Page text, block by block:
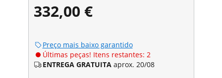
332,00 €
Preço mais baixo garantido
Últimas peças! Itens restantes: 2
ENTREGA GRATUITA aprox. 20/08